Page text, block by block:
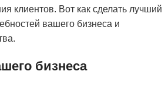
клиентов. Вот как сделать лучший
вашего бизнеса и
бизнеса